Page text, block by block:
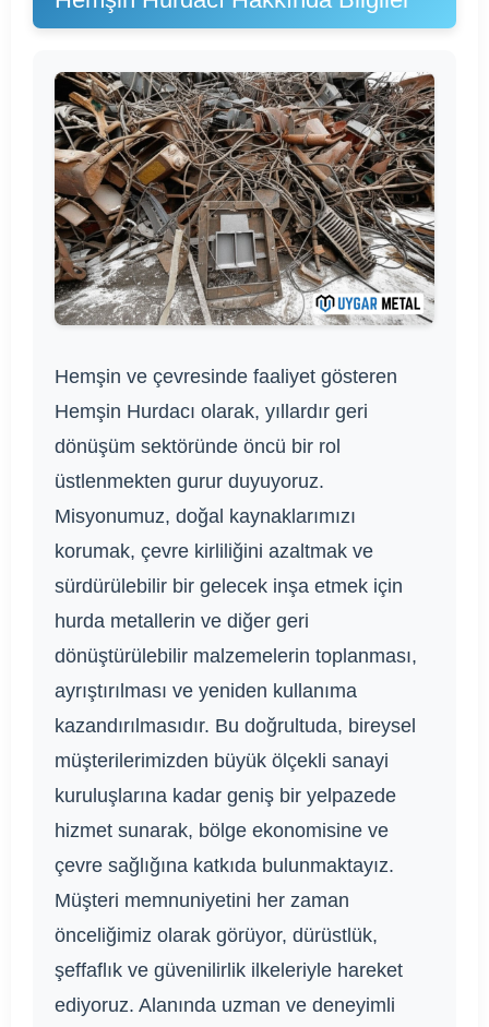
Hemşin ve çevresinde faaliyet gösteren
Hemşin Hurdacı olarak, yıllardır geri
dönüşüm sektöründe öncü bir rol
üstlenmekten gurur duyuyoruz.
Misyonumuz, doğal kaynaklarımızı
korumak, çevre kirliliğini azaltmak ve
sürdürülebilir bir gelecek inşa etmek için
hurda metallerin ve diğer geri
dönüştürülebilir malzemelerin toplanması,
ayrıştırılması ve yeniden kullanıma
kazandırılmasıdır. Bu doğrultuda, bireysel
müşterilerimizden büyük ölçekli sanayi
kuruluşlarına kadar geniş bir yelpazede
hizmet sunarak, bölge ekonomisine ve
çevre sağlığına katkıda bulunmaktayız.
Müşteri memnuniyetini her zaman
önceliğimiz olarak görüyor, dürüstlük,
şeffaflık ve güvenilirlik ilkeleriyle hareket
ediyoruz. Alanında uzman ve deneyimli